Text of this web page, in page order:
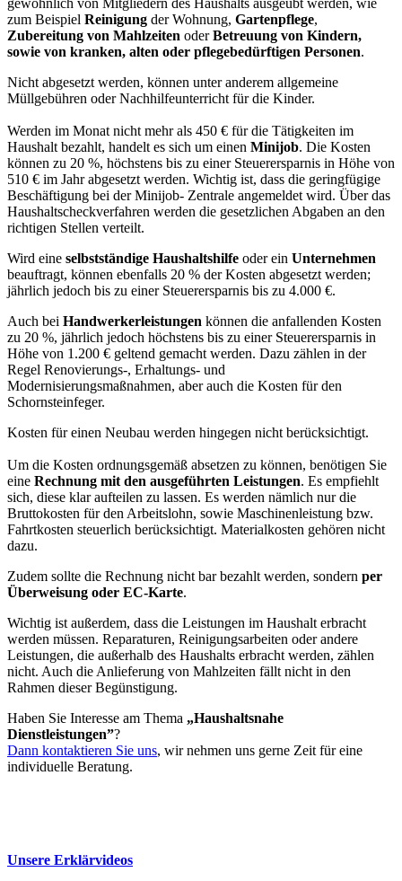
zum Beispiel Reinigung der Wohnung, Gartenpflege,
Zubereitung von Mahlzeiten oderBetreuung von Kindern,
sowie von kranken, alten oder pflegebedürftigen Personen.
Nicht abgesetzt werden, können unter anderem allgemeine
Müllgebühren oder Nachhilfeunterricht für die Kinder.
Werden im Monat nicht mehr als 450 € für die Tätigkeiten im
Haushalt bezahlt, handelt es sich um einen Minijob. Die Kosten
können zu 20 %, höchstens bis zu einer Steuerersparnis in Höhe von
510 € im Jahr abgesetzt werden. Wichtig ist, dass die geringfügige
Beschäftigung bei der Minijob- Zentrale angemeldet wird. Über das
Haushaltscheckverfahren werden die gesetzlichen Abgaben an den
richtigen Stellen verteilt.
Wird eine selbstständige Haushaltshilfe oder ein Unternehmen
beauftragt, können ebenfalls 20 % der Kosten abgesetzt werden;
jährlich jedoch bis zu einer Steuerersparnis bis zu 4.000 €.
Auch bei Handwerkerleistungen können die anfallenden Kosten
zu 20 %, jährlich jedoch höchstens bis zu einer Steuerersparnis in
Höhe von 1.200 € geltend gemacht werden. Dazu zählen in der
Regel Renovierungs-, Erhaltungs- und
Modernisierungsmaßnahmen, aber auch die Kosten für den
Schornsteinfeger.
Kosten für einen Neubau werden hingegen nicht berücksichtigt.
Um die Kosten ordnungsgemäß absetzen zu können, benötigen Sie
eine Rechnung mit den ausgeführten Leistungen. Es empfiehlt
sich, diese klar aufteilen zu lassen. Es werden nämlich nur die
Bruttokosten für den Arbeitslohn, sowie Maschinenleistung bzw.
Fahrtkosten steuerlich berücksichtigt. Materialkosten gehören nicht
dazu.
Zudem sollte die Rechnung nicht bar bezahlt werden, sondern per
Überweisung oder EC-Karte.
Wichtig ist außerdem, dass die Leistungen im Haushalt erbracht
werden müssen. Reparaturen, Reinigungsarbeiten oder andere
Leistungen, die außerhalb des Haushalts erbracht werden, zählen
nicht. Auch die Anlieferung von Mahlzeiten fällt nicht in den
Rahmen dieser Begünstigung.
Haben Sie Interesse am Thema „Haushaltsnahe
Dienstleistungen”?
Dann kontaktieren Sie uns, wir nehmen uns gerne Zeit für eine
individuelle Beratung.
Unsere Erklärvideos